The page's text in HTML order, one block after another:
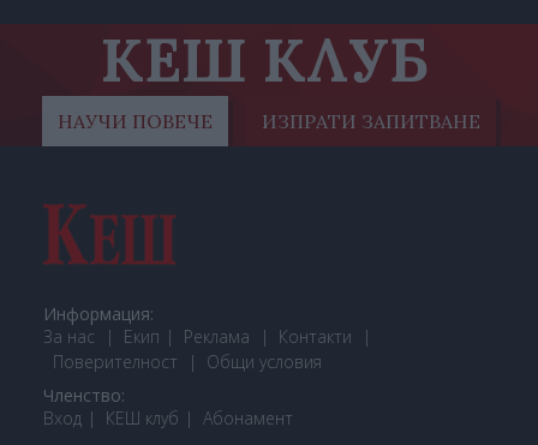
КЕШ КЛУБ
НАУЧИ ПОВЕЧЕ ИЗПРАТИ ЗАПИТВАНЕ
Информация:
За нас
Екип Реклама
Контакти
Поверителност
Общи условия
Членство:
Вход
КЕШ клуб Абонамент